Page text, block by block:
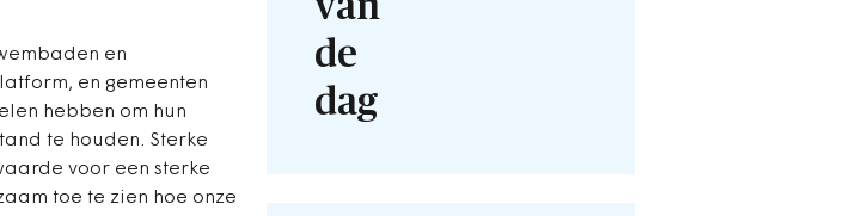
de
dag
en
en gemeenten
hebben om hun
te houden. Sterke
voor een sterke
toe te zien hoe onze